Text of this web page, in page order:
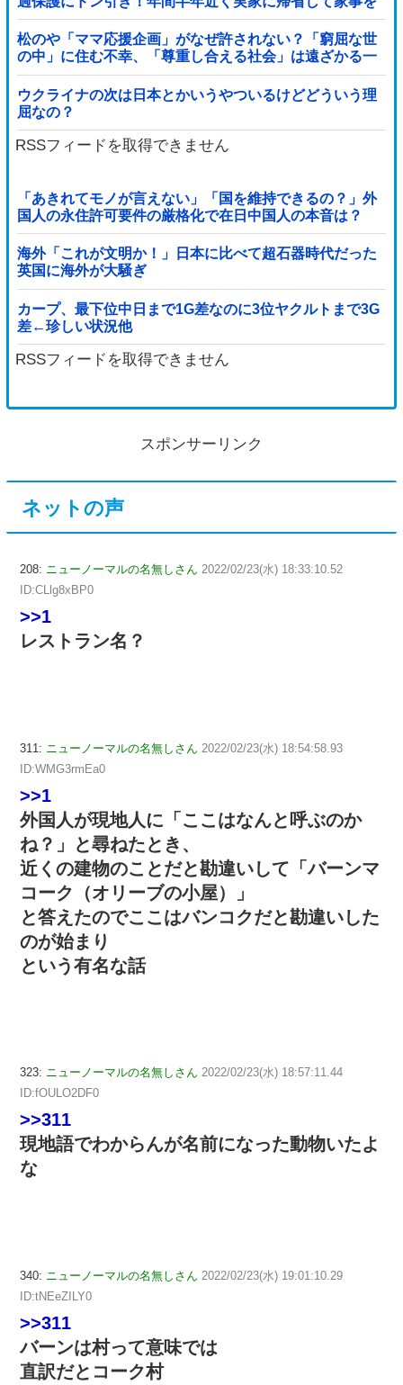
高齢親に丸投げし、新幹線の移動すら義兄に送迎させて
いた・・・
松のや「ママ応援企画」がなぜ許されない？「窮屈な世
の中」に住む不幸、「尊重し合える社会」は遠ざかる一
方
ウクライナの次は日本とかいうやついるけどどういう理
屈なの？
RSSフィードを取得できません
「あきれてモノが言えない」「国を維持できるの？」外
国人の永住許可要件の厳格化で在日中国人の本音は？
海外「これが文明か！」日本に比べて超石器時代だった
英国に海外が大騒ぎ
カープ、最下位中日まで1G差なのに3位ヤクルトまで3G
差←珍しい状況他
RSSフィードを取得できません
スポンサーリンク
ネットの声
208: ニューノーマルの名無しさん 2022/02/23(水) 18:33:10.52
ID:CLlg8xBP0
>>1
レストラン名？
311: ニューノーマルの名無しさん 2022/02/23(水) 18:54:58.93
ID:WMG3rmEa0
>>1
外国人が現地人に「ここはなんと呼ぶのか
ね？」と尋ねたとき、
近くの建物のことだと勘違いして「バーンマ
コーク（オリーブの小屋）」
と答えたのでここはバンコクだと勘違いした
のが始まり
という有名な話
323: ニューノーマルの名無しさん 2022/02/23(水) 18:57:11.44
ID:fOULO2DF0
>>311
現地語でわからんが名前になった動物いたよ
な
340: ニューノーマルの名無しさん 2022/02/23(水) 19:01:10.29
ID:tNEeZILY0
>>311
バーンは村って意味では
直訳だとコーク村